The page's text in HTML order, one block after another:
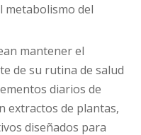
metabolismo del
mantener el
de su rutina de salud
diarios de
extractos de plantas,
diseñados para